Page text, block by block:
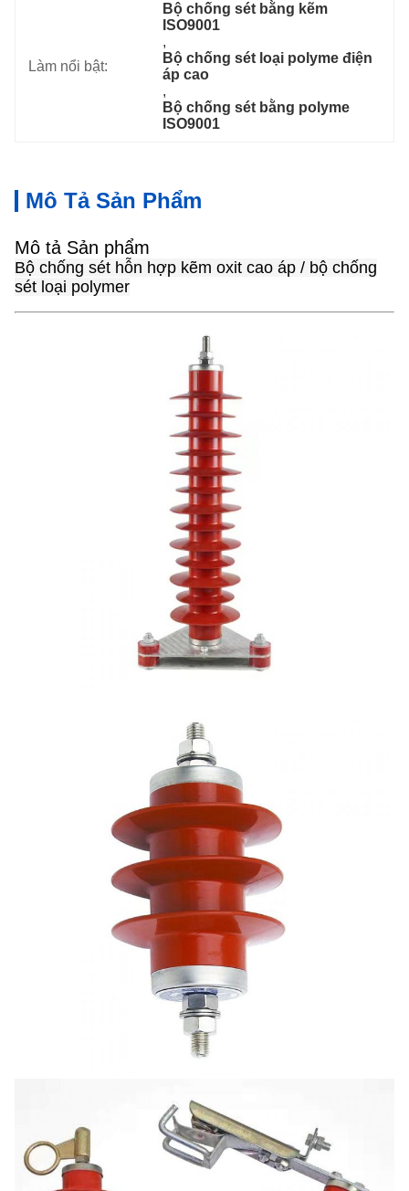
Làm nổi bật:
Bộ chống sét bằng kẽm
ISO9001
,
Bộ chống sét loại polyme điện
áp cao
,
Bộ chống sét bằng polyme
ISO9001
Mô Tả Sản Phẩm
Mô tả Sản phẩm
Bộ chống sét hỗn hợp kẽm oxit cao áp / bộ chống
sét loại polymer